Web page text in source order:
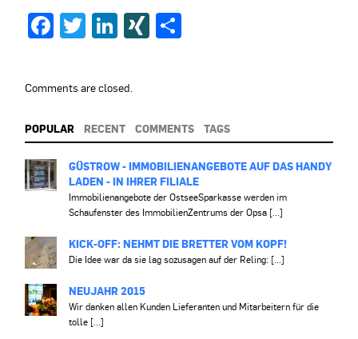
Facebook
Twitter
LinkedIn
XING
Comments are closed.
POPULAR RECENT COMMENTS TAGS
GÜSTROW - IMMOBILIENANGEBOTE AUF DAS HANDY
LADEN - IN IHRER FILIALE
Immobilienangebote der OstseeSparkasse werden im
Schaufenster des ImmobilienZentrums der Opsa [...]
KICK-OFF: NEHMT DIE BRETTER VOM KOPF!
Die Idee war da sie lag sozusagen auf der Reling: [...]
NEUJAHR 2015
Wir danken allen Kunden Lieferanten und Mitarbeitern für die
tolle [...]